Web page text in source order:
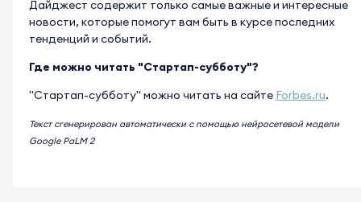
Дайджест содержит только самые важные и интересные
новости, которые помогут вам быть в курсе последних
тенденций и событий.
Где можно читать "Стартап-субботу"?
"Стартап-субботу" можно читать на сайте Forbes.ru.
Текст сгенерирован автоматически с помощью нейросетевой модели
Google PaLM 2